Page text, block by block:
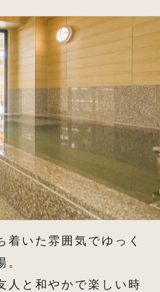
着いた雰囲気でゆっく
人と和やかで楽しい時